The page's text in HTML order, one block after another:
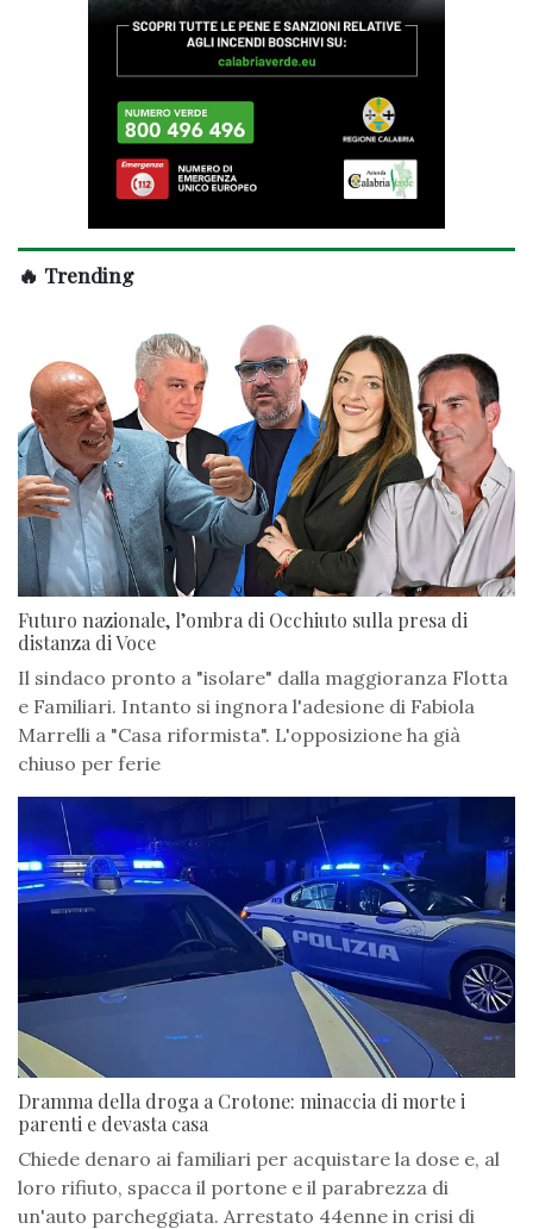
🔥 Trending
Futuro nazionale, l’ombra di Occhiuto sulla presa di
distanza di Voce
Il sindaco pronto a "isolare" dalla maggioranza Flotta
e Familiari. Intanto si ingnora l'adesione di Fabiola
Marrelli a "Casa riformista". L'opposizione ha già
chiuso per ferie
Dramma della droga a Crotone: minaccia di morte i
parenti e devasta casa
Chiede denaro ai familiari per acquistare la dose e, al
loro rifiuto, spacca il portone e il parabrezza di
un'auto parcheggiata. Arrestato 44enne in crisi di